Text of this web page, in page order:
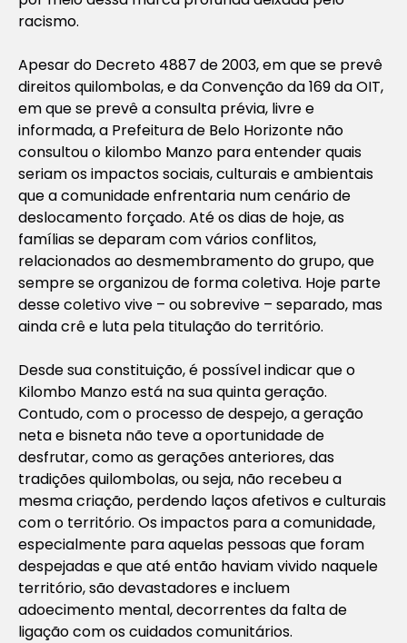
racismo.
Apesar do Decreto 4887 de 2003, em que se prevê
direitos quilombolas, e da Convenção da 169 da OIT,
em que se prevê a consulta prévia, livre e
informada, a Prefeitura de Belo Horizonte não
consultou o kilombo Manzo para entender quais
seriam os impactos sociais, culturais e ambientais
que a comunidade enfrentaria num cenário de
deslocamento forçado. Até os dias de hoje, as
famílias se deparam com vários conflitos,
relacionados ao desmembramento do grupo, que
sempre se organizou de forma coletiva. Hoje parte
desse coletivo vive – ou sobrevive – separado, mas
ainda crê e luta pela titulação do território.
Desde sua constituição, é possível indicar que o
Kilombo Manzo está na sua quinta geração.
Contudo, com o processo de despejo, a geração
neta e bisneta não teve a oportunidade de
desfrutar, como as gerações anteriores, das
tradições quilombolas, ou seja, não recebeu a
mesma criação, perdendo laços afetivos e culturais
com o território. Os impactos para a comunidade,
especialmente para aquelas pessoas que foram
despejadas e que até então haviam vivido naquele
território, são devastadores e incluem
adoecimento mental, decorrentes da falta de
ligação com os cuidados comunitários.